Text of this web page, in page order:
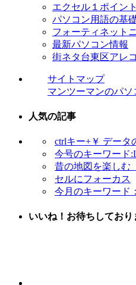
エクセル１ポイン
パソコン用語の基
フォーティネット
最新パソコン情報
街ネタ台東区アレ
サイトマップ
マンツーマンのパ
人気の記事
ctrlキー+￥ データ
今号のキーワード
昔の地図を楽しむ
セルにフォーカス
今月のキーワード
いいね！お待ちしており